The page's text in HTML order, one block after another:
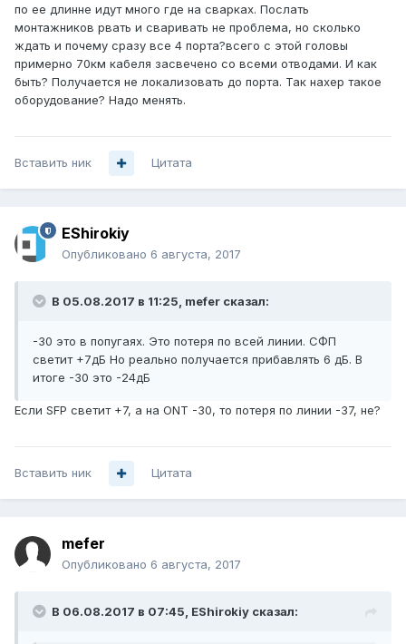
по ее длинне идут много где на сварках. Послать
монтажников рвать и сваривать не проблема, но сколько
ждать и почему сразу все 4 порта?всего с этой головы
примерно 70км кабеля засвечено со всеми отводами. И как
быть? Получается не локализовать до порта. Так нахер такое
оборудование? Надо менять.
Вставить ник Цитата
EShirokiy
Опубликовано 6 августа, 2017
В 05.08.2017 в 11:25, mefer сказал:
-30 это в попугаях. Это потеря по всей линии. СФП
светит +7дБ Но реально получается прибавлять 6 дБ. В
итоге -30 это -24дБ
Если SFP светит +7, а на ONT -30, то потеря по линии -37, не?
Вставить ник Цитата
mefer
Опубликовано 6 августа, 2017
В 06.08.2017 в 07:45, EShirokiy сказал: